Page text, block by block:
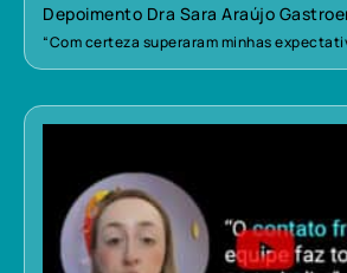
Depoimento Dra Sara Araújo
“Com certeza superaram minhas